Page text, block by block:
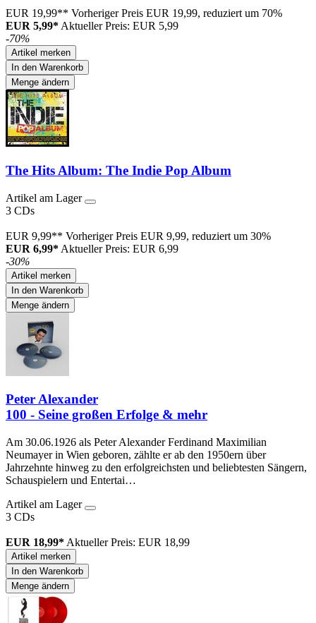
EUR 19,99** Vorheriger Preis EUR 19,99, reduziert um 70%
EUR 5,99* Aktueller Preis: EUR 5,99
-70%
Artikel merken
In den Warenkorb
Menge ändern
The Hits Album: The Indie Pop Album
Artikel am Lager
3 CDs
EUR 9,99** Vorheriger Preis EUR 9,99, reduziert um 30%
EUR 6,99* Aktueller Preis: EUR 6,99
-30%
Artikel merken
In den Warenkorb
Menge ändern
Peter Alexander
100 - Seine großen Erfolge & mehr
Am 30.06.1926 als Peter Alexander Ferdinand Maximilian
Neumayer in Wien geboren, zählte er ab den 1950ern über
Jahrzehnte hinweg zu den erfolgreichsten und beliebtesten Sängern,
Schauspielern und Entertai…
Artikel am Lager
3 CDs
EUR 18,99* Aktueller Preis: EUR 18,99
Artikel merken
In den Warenkorb
Menge ändern